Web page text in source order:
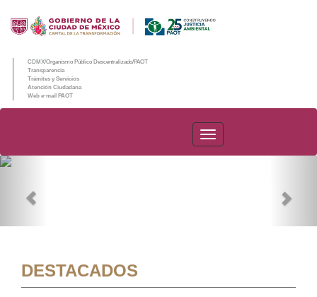
CDMX/Organismo Público Descentralizado/PAOT
Transparencia
Trámites y Servicios
Atención Ciudadana
Web e-mail PAOT
PAOT
DESTACADOS